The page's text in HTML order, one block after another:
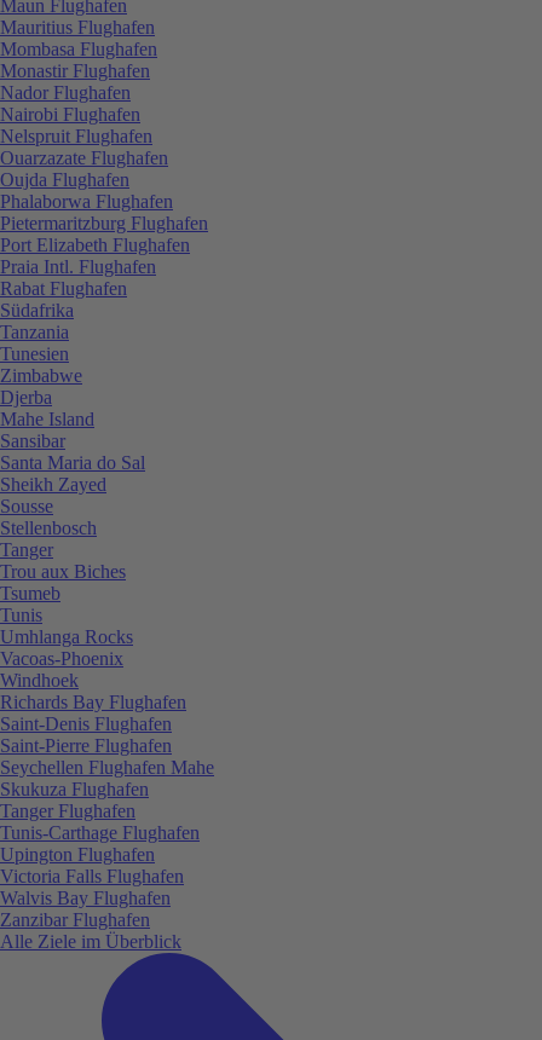
Maun Flughafen
Mauritius Flughafen
Mombasa Flughafen
Monastir Flughafen
Nador Flughafen
Nairobi Flughafen
Nelspruit Flughafen
Ouarzazate Flughafen
Oujda Flughafen
Phalaborwa Flughafen
Pietermaritzburg Flughafen
Port Elizabeth Flughafen
Praia Intl. Flughafen
Rabat Flughafen
Südafrika
Tanzania
Tunesien
Zimbabwe
Djerba
Mahe Island
Sansibar
Santa Maria do Sal
Sheikh Zayed
Sousse
Stellenbosch
Tanger
Trou aux Biches
Tsumeb
Tunis
Umhlanga Rocks
Vacoas-Phoenix
Windhoek
Richards Bay Flughafen
Saint-Denis Flughafen
Saint-Pierre Flughafen
Seychellen Flughafen Mahe
Skukuza Flughafen
Tanger Flughafen
Tunis-Carthage Flughafen
Upington Flughafen
Victoria Falls Flughafen
Walvis Bay Flughafen
Zanzibar Flughafen
Alle Ziele im Überblick